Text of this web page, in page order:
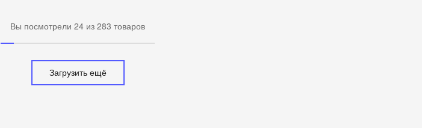
Вы посмотрели24 из283 товаров
Загрузить ещё